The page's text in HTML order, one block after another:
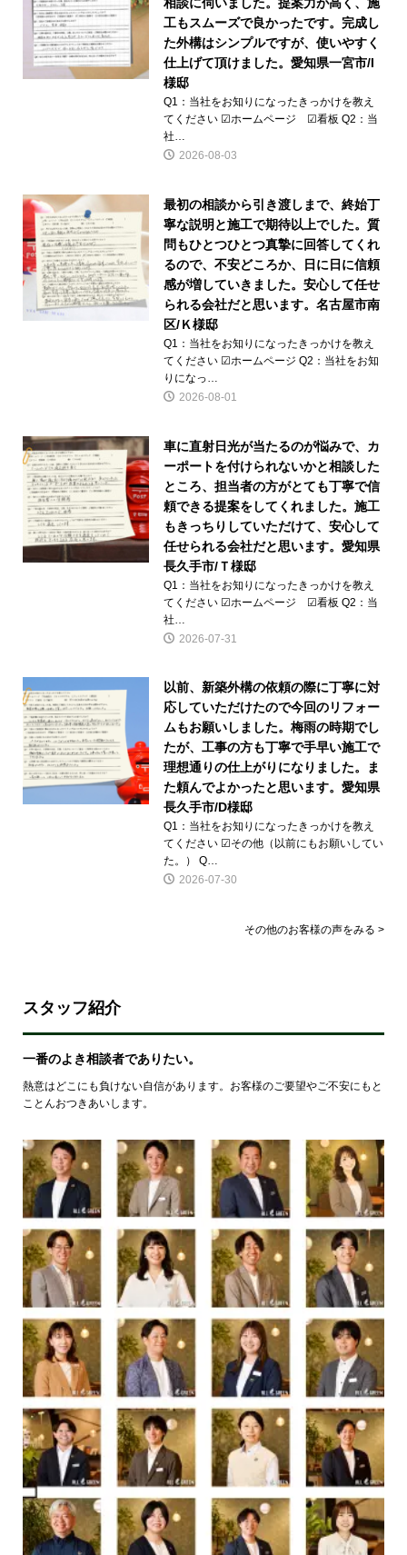
工もスムーズで良かったです。完成し
た外構はシンプルですが、使いやすく
仕上げて頂けました。愛知県一宮市/I
様邸
Q1：当社をお知りになったきっかけを教え
てください ☑ホームページ ☑看板 Q2：当
社…
2026-08-03
最初の相談から引き渡しまで、終始丁
寧な説明と施工で期待以上でした。質
問もひとつひとつ真摯に回答してくれ
るので、不安どころか、日に日に信頼
感が増していきました。安心して任せ
られる会社だと思います。名古屋市南
区/Ｋ様邸
Q1：当社をお知りになったきっかけを教え
てください ☑ホームページ Q2：当社をお知
りになっ…
2026-08-01
車に直射日光が当たるのが悩みで、カ
ーポートを付けられないかと相談した
ところ、担当者の方がとても丁寧で信
頼できる提案をしてくれました。施工
もきっちりしていただけて、安心して
任せられる会社だと思います。愛知県
長久手市/Ｔ様邸
Q1：当社をお知りになったきっかけを教え
てください ☑ホームページ ☑看板 Q2：当
社…
2026-07-31
以前、新築外構の依頼の際に丁寧に対
応していただけたので今回のリフォー
ムもお願いしました。梅雨の時期でし
たが、工事の方も丁寧で手早い施工で
理想通りの仕上がりになりました。ま
た頼んでよかったと思います。愛知県
長久手市/D様邸
Q1：当社をお知りになったきっかけを教え
てください ☑その他（以前にもお願いしてい
た。） Q…
2026-07-30
その他のお客様の声をみる >
スタッフ紹介
一番のよき相談者でありたい。
熱意はどこにも負けない自信があります。お客様のご要望やご不安にもと
ことんおつきあいします。